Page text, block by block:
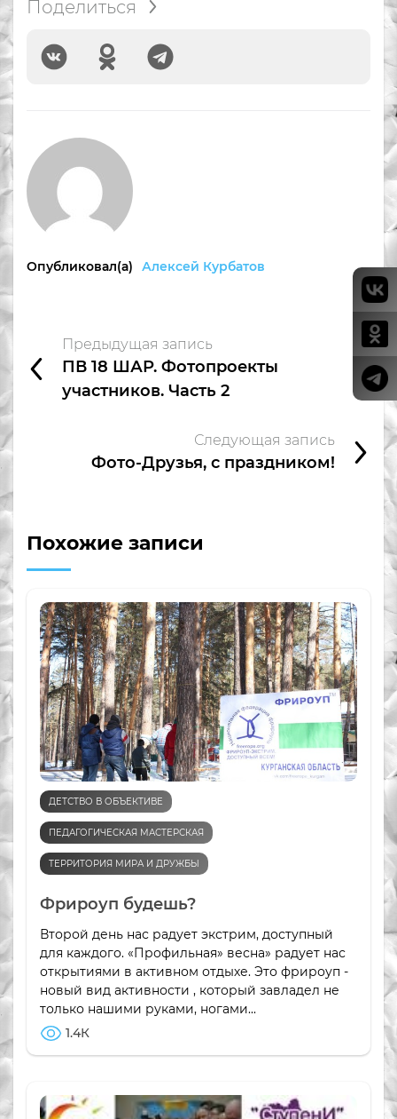
Поделиться
Опубликовал(а) Алексей Курбатов
Предыдущая запись
ПВ 18 ШАР. Фотопроекты
участников. Часть 2
Следующая запись
Фото-Друзья, с праздником!
Похожие записи
ДЕТСТВО В ОБЪЕКТИВЕ
ПЕДАГОГИЧЕСКАЯ МАСТЕРСКАЯ
ТЕРРИТОРИЯ МИРА И ДРУЖБЫ
Фрироуп будешь?
Второй день нас радует экстрим, доступный
для каждого. «Профильная» весна» радует нас
открытиями в активном отдыхе. Это фрироуп -
новый вид активности , который завладел не
только нашими руками, ногами...
1.4К